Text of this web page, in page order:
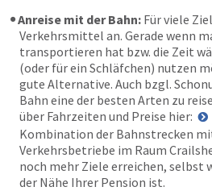
Anreise mit der Bahn: Für viele
Verkehrsmittel an. Gerade wenn
transportieren hat bzw. die Zeit
(oder für ein Schläfchen) nutzen
gute Alternative. Auch bzgl.
Bahn eine der besten Arten zu
über Fahrzeiten und Preise hier:
Kombination der Bahnstrecken
Verkehrsbetriebe im Raum
noch mehr Ziele erreichen, selbst
der Nähe Ihrer Pension ist.